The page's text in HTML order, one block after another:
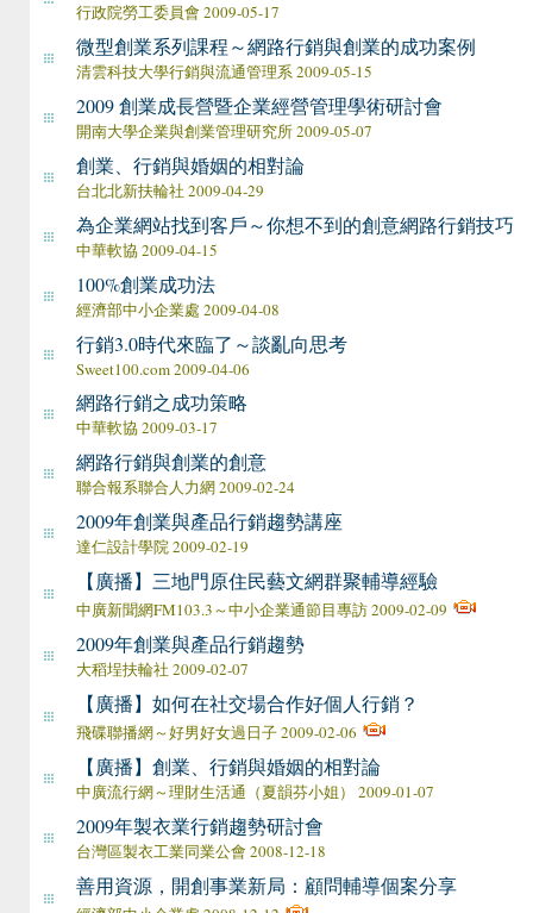
行政院勞工委員會 2009-05-17
微型創業系列課程～網路行銷與創業的成功案例
清雲科技大學行銷與流通管理系 2009-05-15
2009 創業成長營暨企業經營管理學術研討會
開南大學企業與創業管理研究所 2009-05-07
創業、行銷與婚姻的相對論
台北北新扶輪社 2009-04-29
為企業網站找到客戶～你想不到的創意網路行銷技巧
中華軟協 2009-04-15
100%創業成功法
經濟部中小企業處 2009-04-08
行銷3.0時代來臨了～談亂向思考
Sweet100.com 2009-04-06
網路行銷之成功策略
中華軟協 2009-03-17
網路行銷與創業的創意
聯合報系聯合人力網 2009-02-24
2009年創業與產品行銷趨勢講座
達仁設計學院 2009-02-19
【廣播】三地門原住民藝文網群聚輔導經驗
中廣新聞網FM103.3～中小企業通節目專訪 2009-02-09
2009年創業與產品行銷趨勢
大稻埕扶輪社 2009-02-07
【廣播】如何在社交場合作好個人行銷？
飛碟聯播網～好男好女過日子 2009-02-06
【廣播】創業、行銷與婚姻的相對論
中廣流行網～理財生活通（夏韻芬小姐） 2009-01-07
2009年製衣業行銷趨勢研討會
台灣區製衣工業同業公會 2008-12-18
善用資源，開創事業新局：顧問輔導個案分享